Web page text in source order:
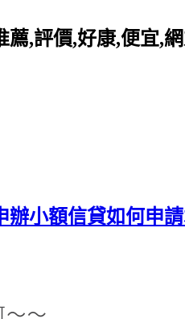
薦,評價,好康,便宜,
辦小額信貸如何申